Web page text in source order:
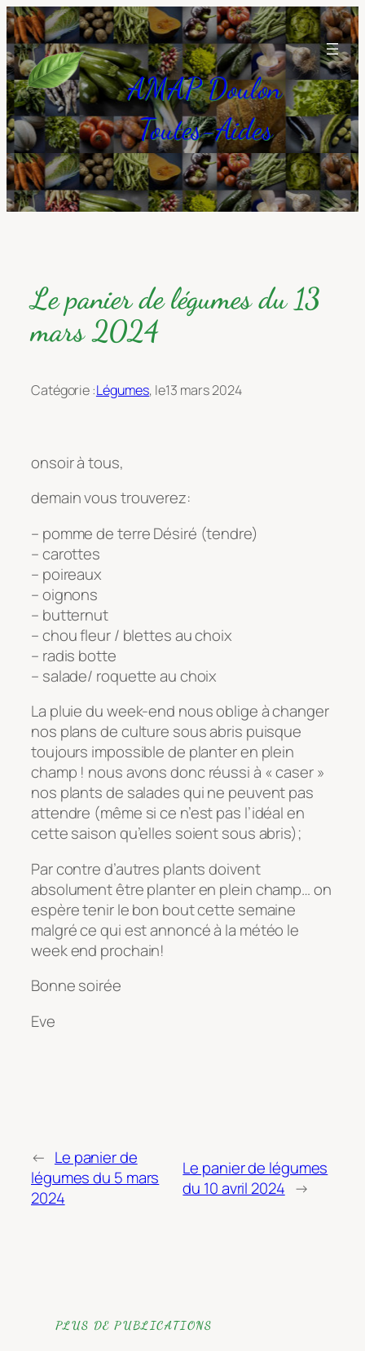
Aller
au
contenu
AMAP Doulon
Toutes-Aides
Le panier de légumes du 13
mars 2024
Catégorie :Légumes, le13 mars 2024
onsoir à tous,
demain vous trouverez:
– pomme de terre Désiré (tendre)
– carottes
– poireaux
– oignons
– butternut
– chou fleur / blettes au choix
– radis botte
– salade/ roquette au choix
La pluie du week-end nous oblige à changer
nos plans de culture sous abris puisque
toujours impossible de planter en plein
champ ! nous avons donc réussi à « caser »
nos plants de salades qui ne peuvent pas
attendre (même si ce n’est pas l’idéal en
cette saison qu’elles soient sous abris);
Par contre d’autres plants doivent
absolument être planter en plein champ… on
espère tenir le bon bout cette semaine
malgré ce qui est annoncé à la météo le
week end prochain!
Bonne soirée
Eve
← Le panier de
légumes du 5 mars
2024
Le panier de légumes
du 10 avril 2024 →
PLUS DE PUBLICATIONS